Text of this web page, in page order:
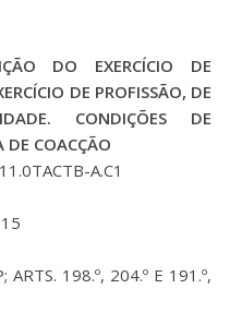
DO EXERCÍCIO DE
DE PROFISSÃO, DE
CONDIÇÕES DE
COACÇÃO
A.C1
ARTS. 198.º, 204.º E 191.º,